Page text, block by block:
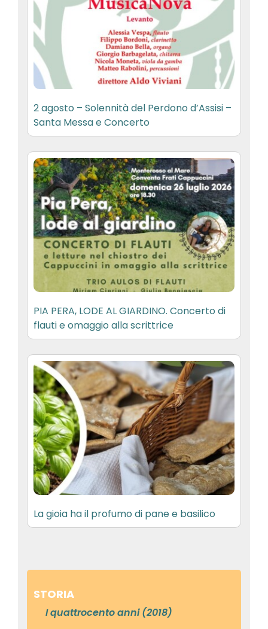
2 agosto – Solennità del Perdono d’Assisi –
Santa Messa e Concerto
PIA PERA, LODE AL GIARDINO. Concerto di
flauti e omaggio alla scrittrice
La gioia ha il profumo di pane e basilico
STORIA
I quattrocento anni (2018)